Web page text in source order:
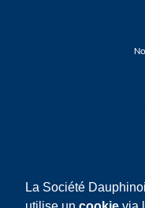
La Société